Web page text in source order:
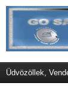
Üdvözöllek,